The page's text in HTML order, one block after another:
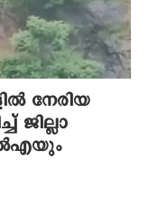
നേരിയ
ജില്ലാ